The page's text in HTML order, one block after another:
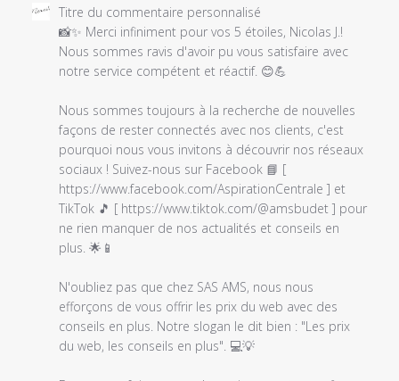
Commentaires
propriétaire
l'examen
commentaire
personnalisé
2023
Titre du commentaire personnalisé
📸✨ Merci infiniment pour vos 5 étoiles, Nicolas J.!
Nous sommes ravis d'avoir pu vous satisfaire avec
notre service compétent et réactif. 😊💪
Nous sommes toujours à la recherche de nouvelles
façons de rester connectés avec nos clients, c'est
pourquoi nous vous invitons à découvrir nos réseaux
sociaux ! Suivez-nous sur Facebook 📘 [
https://www.facebook.com/AspirationCentrale ] et
TikTok 🎵 [ https://www.tiktok.com/@amsbudet ] pour
ne rien manquer de nos actualités et conseils en
plus. 🌟📱
N'oubliez pas que chez SAS AMS, nous nous
efforçons de vous offrir les prix du web avec des
conseils en plus. Notre slogan le dit bien : "Les prix
du web, les conseils en plus". 💻💡